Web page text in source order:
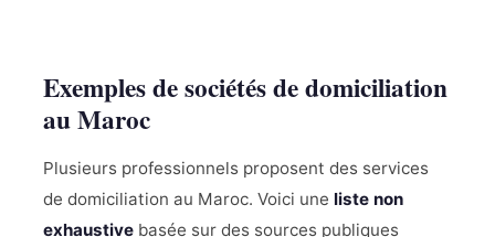
Exemples de sociétés de domiciliation
au Maroc
Plusieurs professionnels proposent des services
de domiciliation au Maroc. Voici une liste non
exhaustive basée sur des sources publiques